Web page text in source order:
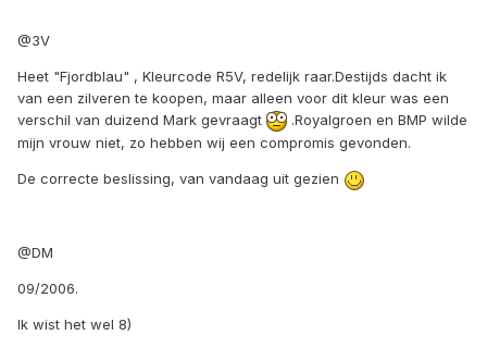
@3V
Heet "Fjordblau" , Kleurcode R5V, redelijk raar.Destijds dacht ik
van een zilveren te koopen, maar alleen voor dit kleur was een
verschil van duizend Mark gevraagt
.Royalgroen en BMP wilde
mijn vrouw niet, zo hebben wij een compromis gevonden.
De correcte beslissing, van vandaag uit gezien
@DM
09/2006.
Ik wist het wel 8)